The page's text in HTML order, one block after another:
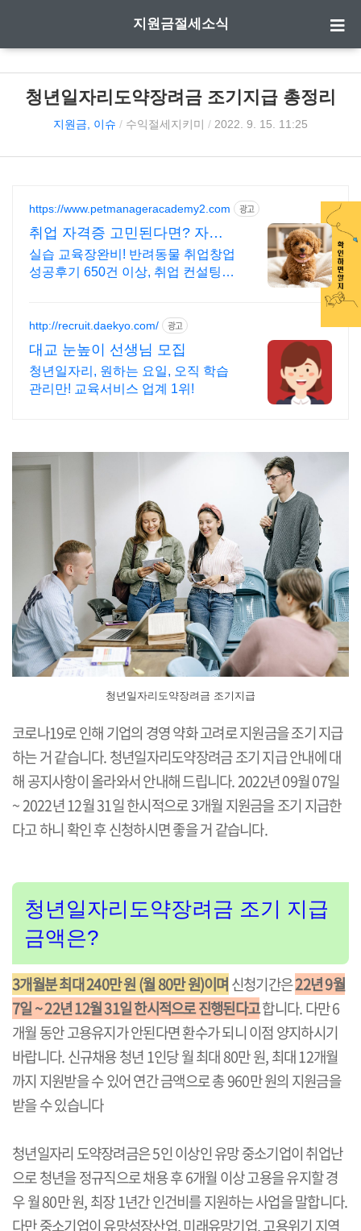
지원금절세소식
청년일자리도약장려금 조기지급 총정리
지원금, 이슈 / 수익절세지키미 / 2022. 9. 15. 11:25
https://www.petmanageracademy2.com 광고
취업 자격증 고민된다면? 자격
증 취득을 위한 맞춤교육
실습 교육장완비! 반려동물 취업창업
성공후기 650건 이상, 취업 컨설팅도
과정 실습포함
http://recruit.daekyo.com/ 광고
대교 눈높이 선생님 모집
청년일자리, 원하는 요일, 오직 학습
관리만! 교육서비스 업계 1위!
청년일자리도약장려금 조기지급
코로나19로 인해 기업의 경영 약화 고려로 지원금을 조기 지급
하는 거 같습니다. 청년일자리도약장려금 조기 지급 안내에 대
해 공지사항이 올라와서 안내해 드립니다. 2022년 09월 07일
~ 2022년 12월 31일 한시적으로 3개월 지원금을 조기 지급한
다고 하니 확인 후 신청하시면 좋을 거 같습니다.
청년일자리도약장려금 조기 지급
금액은?
3개월분 최대 240만 원 (월 80만 원)이며신청기간은22년 9월
7일 ~ 22년 12월 31일 한시적으로 진행된다고합니다. 다만 6
개월 동안 고용유지가 안된다면 환수가 되니 이점 양지하시기
바랍니다. 신규채용 청년 1인당 월 최대 80만 원, 최대 12개월
까지 지원받을 수 있어 연간 금액으로 총 960만 원의 지원금을
받을 수 있습니다
청년일자리 도약장려금은 5인 이상인 유망 중소기업이 취업난
으로 청년을 정규직으로 채용 후 6개월 이상 고용을 유지할 경
우 월 80만 원, 최장 1년간 인건비를 지원하는 사업을 말합니다.
다만 중소기업이 유망성장산업, 미래유망기업, 고용위기 지역